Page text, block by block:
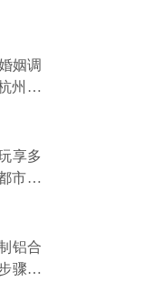
姻调
州侦
享多
市运
情启
铝合
骤解